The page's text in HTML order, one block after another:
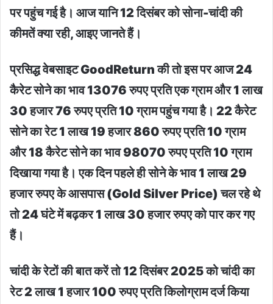
पर पहुंच गई है। आज यानि 12 दिसंबर को सोना-चांदी की
कीमतें क्या रही, आइए जानते हैं।
प्रसिद्ध वेबसाइट GoodReturn की तो इस पर आज 24
कैरेट सोने का भाव 13076 रुपए प्रति एक ग्राम और 1 लाख
30 हजार 76 रुपए प्रति 10 ग्राम पहुंच गया है। 22 कैरेट
सोने का रेट 1 लाख 19 हजार 860 रुपए प्रति 10 ग्राम
और 18 कैरेट सोने का भाव 98070 रुपए प्रति 10 ग्राम
दिखाया गया है। एक दिन पहले ही सोने के भाव 1 लाख 29
हजार रुपए के आसपास (Gold Silver Price) चल रहे थे
तो 24 घंटे में बढ़कर 1 लाख 30 हजार रुपए को पार कर गए
हैं।
चांदी के रेटों की बात करें तो 12 दिसंबर 2025 को चांदी का
रेट 2 लाख 1 हजार 100 रुपए प्रति किलोग्राम दर्ज किया